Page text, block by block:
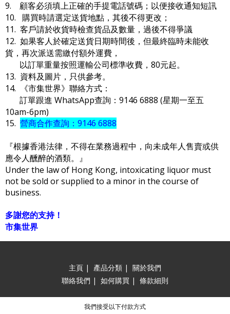
9. 顧客必須填上正確的手提電話號碼；以便接收通知短訊
10. 購買時請選定送貨地點，其後不得更改；
11. 客戶請於收貨時檢查貨品及數量，過後不得爭議
12. 如果客人於確定送貨日期時間後，但最終臨時未能收
貨，再次派送需繳付額外運費，
以訂單重量按照運輸公司標準收費，80元起。
13. 資料及圖片，只供參考。
14. 《市集世界》聯絡方式：
訂單跟進 WhatsApp查詢：9146 6888 (星期一至五
10am-6pm)
15. 營商合作查詢：9146 6888
『根據香港法律，不得在業務過程中，向未成年人售賣或供
應令人醺醉的酒類。』
Under the law of Hong Kong, intoxicating liquor must
not be sold or supplied to a minor in the course of
business.
多謝您的支持！
市集世界
主頁 | 產品分類 | 關於我們
聯絡我們 | 如何購買 | 條款細則
我們接受以下付款方式